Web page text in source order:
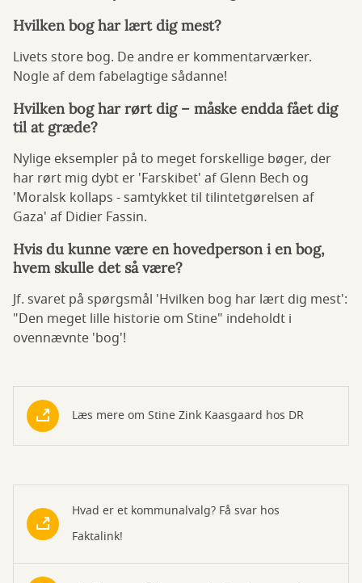
Hvilken bog har lært dig mest?
Livets store bog. De andre er kommentarværker.
Nogle af dem fabelagtige sådanne!
Hvilken bog har rørt dig – måske endda fået dig
til at græde?
Nylige eksempler på to meget forskellige bøger, der
har rørt mig dybt er 'Farskibet' af Glenn Bech og
'Moralsk kollaps - samtykket til tilintetgørelsen af
Gaza' af Didier Fassin.
Hvis du kunne være en hovedperson i en bog,
hvem skulle det så være?
Jf. svaret på spørgsmål 'Hvilken bog har lært dig mest':
"Den meget lille historie om Stine" indeholdt i
ovennævnte 'bog'!
Læs mere om Stine Zink Kaasgaard hos DR
Hvad er et kommunalvalg? Få svar hos
Faktalink!